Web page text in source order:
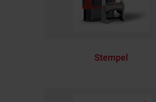
Stempel